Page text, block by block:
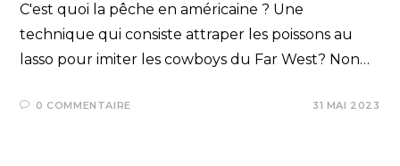
C'est quoi la pêche en américaine ? Une
technique qui consiste attraper les poissons au
lasso pour imiter les cowboys du Far West? Non…
0 COMMENTAIRE 31 MAI 2023